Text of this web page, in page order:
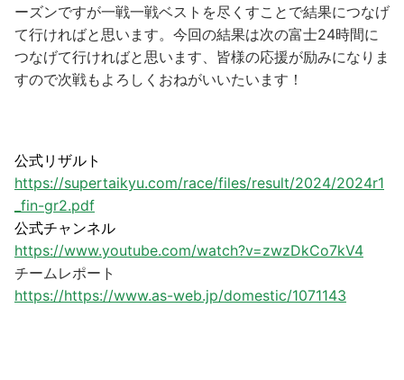
ーズンですが一戦一戦ベストを尽くすことで結果につなげ
て行ければと思います。今回の結果は次の富士24時間に
つなげて行ければと思います、皆様の応援が励みになりま
すので次戦もよろしくおねがいいたいます！
公式リザルト
https://supertaikyu.com/race/files/result/2024/2024r1
_fin-gr2.pdf
公式チャンネル
https://www.youtube.com/watch?v=zwzDkCo7kV4
チームレポート
https://https://www.as-web.jp/domestic/1071143